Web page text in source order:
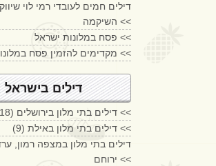
דילים חמים לעובדי רמי לוי שיווק
השיקמה <<
פסח במלונות ישראל <<
מקדימים להזמין פסח במלונות ישראל <<
דילים בישראל
(18) דילים בתי מלון בירושלים <<
(9) דילים בתי מלון באילת <<
ירוחם <<